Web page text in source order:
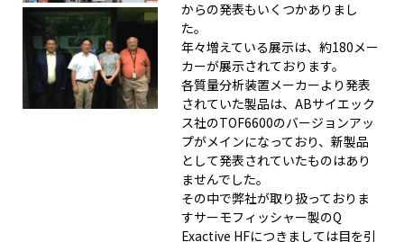
からの発表もいくつかありまし
た。
年々増えている展示は、約180メー
カーが展示されております。
各質量分析装置メーカーより発表
されていた製品は、ABサイエック
ス社のTOF6600のバージョンアッ
プがメインになっており、新製品
として発表されていたものはあり
ませんでした。
その中で弊社が取り扱っておりま
すサーモフィッシャー製のQ
Exactive HFにつきましては目を引